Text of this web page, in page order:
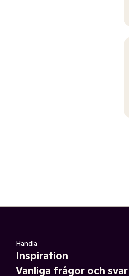
Handla
Inspiration
Vanliga frågor och svar